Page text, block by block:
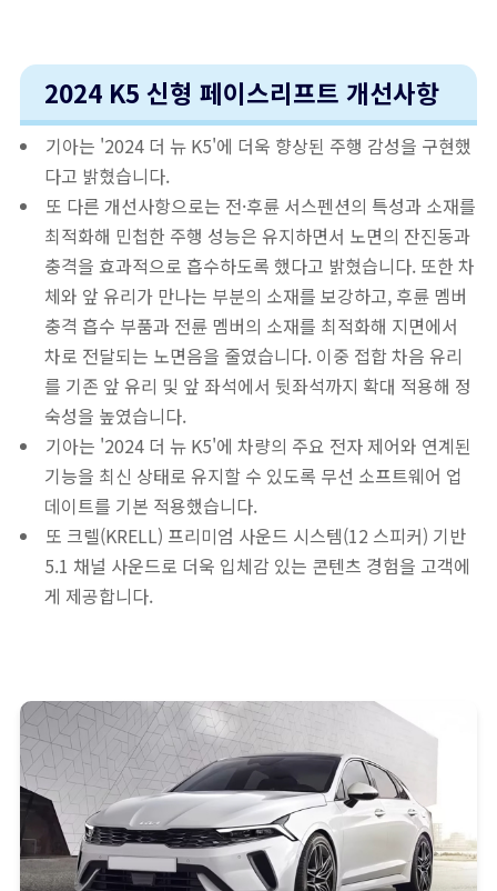
2024 K5 신형 페이스리프트 개선사항
기아는 '2024 더 뉴 K5'에 더욱 향상된 주행 감성을 구현했
다고 밝혔습니다.
또 다른 개선사항으로는 전·후륜 서스펜션의 특성과 소재를
최적화해 민첩한 주행 성능은 유지하면서 노면의 잔진동과
충격을 효과적으로 흡수하도록 했다고 밝혔습니다. 또한 차
체와 앞 유리가 만나는 부분의 소재를 보강하고, 후륜 멤버
충격 흡수 부품과 전륜 멤버의 소재를 최적화해 지면에서
차로 전달되는 노면음을 줄였습니다. 이중 접합 차음 유리
를 기존 앞 유리 및 앞 좌석에서 뒷좌석까지 확대 적용해 정
숙성을 높였습니다.
기아는 '2024 더 뉴 K5'에 차량의 주요 전자 제어와 연계된
기능을 최신 상태로 유지할 수 있도록 무선 소프트웨어 업
데이트를 기본 적용했습니다.
또 크렐(KRELL) 프리미엄 사운드 시스템(12 스피커) 기반
5.1 채널 사운드로 더욱 입체감 있는 콘텐츠 경험을 고객에
게 제공합니다.